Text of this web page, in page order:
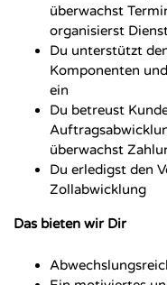
überwachst
organisierst
Du unterstützt
Komponenten
ein
Du betreust
überwachst
Du erledigst den
Zollabwicklung
Das bieten wir Dir